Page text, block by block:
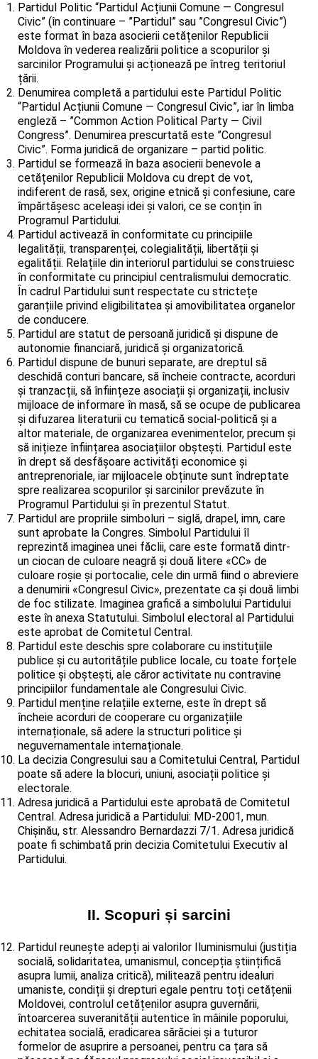
Partidul Politic “Partidul Acțiunii Comune — Congresul
Civic” (în continuare – ”Partidul” sau ”Congresul Civic”)
este format în baza asocierii cetățenilor Republicii
Moldova în vederea realizării politice a scopurilor și
sarcinilor Programului și acționează pe întreg teritoriul
țării.
Denumirea completă a partidului este Partidul Politic
“Partidul Acțiunii Comune — Congresul Civic”, iar în limba
engleză – ”Common Action Political Party — Civil
Congress”. Denumirea prescurtată este ”Congresul
Civic”. Forma juridică de organizare – partid politic.
Partidul se formează în baza asocierii benevole a
cetățenilor Republicii Moldova cu drept de vot,
indiferent de rasă, sex, origine etnică și confesiune, care
împărtășesc aceleași idei și valori, ce se conțin în
Programul Partidului.
Partidul activează în conformitate cu principiile
legalității, transparenței, colegialității, libertății și
egalității. Relațiile din interiorul partidului se construiesc
în conformitate cu principiul centralismului democratic.
În cadrul Partidului sunt respectate cu strictețe
garanțiile privind eligibilitatea și amovibilitatea organelor
de conducere.
Partidul are statut de persoană juridică și dispune de
autonomie financiară, juridică și organizatorică.
Partidul dispune de bunuri separate, are dreptul să
deschidă conturi bancare, să încheie contracte, acorduri
și tranzacții, să înființeze asociații și organizații, inclusiv
mijloace de informare în masă, să se ocupe de publicarea
și difuzarea literaturii cu tematică social-politică și a
altor materiale, de organizarea evenimentelor, precum și
să inițieze înființarea asociațiilor obștești. Partidul este
în drept să desfășoare activități economice și
antreprenoriale, iar mijloacele obținute sunt îndreptate
spre realizarea scopurilor și sarcinilor prevăzute în
Programul Partidului și în prezentul Statut.
Partidul are propriile simboluri – siglă, drapel, imn, care
sunt aprobate la Congres. Simbolul Partidului îl
reprezintă imaginea unei făclii, care este formată dintr-
un ciocan de culoare neagră și două litere «СС» de
culoare roșie și portocalie, cele din urmă fiind o abreviere
a denumirii «Congresul Civic», prezentate ca și două limbi
de foc stilizate. Imaginea grafică a simbolului Partidului
este în anexa Statutului. Simbolul electoral al Partidului
este aprobat de Comitetul Central.
Partidul este deschis spre colaborare cu instituțiile
publice și cu autoritățile publice locale, cu toate forțele
politice și obștești, ale căror activitate nu contravine
principiilor fundamentale ale Congresului Civic.
Partidul menține relațiile externe, este în drept să
încheie acorduri de cooperare cu organizațiile
internaționale, să adere la structuri politice și
neguvernamentale internaționale.
La decizia Congresului sau a Comitetului Central, Partidul
poate să adere la blocuri, uniuni, asociații politice și
electorale.
Adresa juridică a Partidului este aprobată de Comitetul
Central. Adresa juridică a Partidului: MD-2001, mun.
Chișinău, str. Alessandro Bernardazzi 7/1. Adresa juridică
poate fi schimbată prin decizia Comitetului Executiv al
Partidului.
II. Scopuri și sarcini
Partidul reunește adepți ai valorilor Iluminismului (justiția
socială, solidaritatea, umanismul, concepția științifică
asupra lumii, analiza critică), militează pentru idealuri
umaniste, condiții și drepturi egale pentru toți cetățenii
Moldovei, controlul cetățenilor asupra guvernării,
întoarcerea suveranității autentice în mâinile poporului,
echitatea socială, eradicarea sărăciei și a tuturor
formelor de asuprire a persoanei, pentru ca țara să